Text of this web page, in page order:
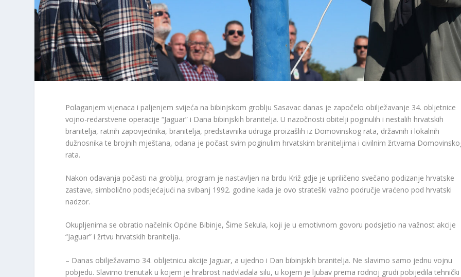
Polaganjem vijenaca i paljenjem svijeća na bibinjskom groblju Sasavac danas je započelo obilježavanje 34. obljetnice
vojno-redarstvene operacije “Jaguar” i Dana bibinjskih branitelja. U nazočnosti obitelji poginulih i nestalih hrvatskih
branitelja, ratnih zapovjednika, branitelja, predstavnika udruga proizašlih iz Domovinskog rata, državnih i lokalnih
dužnosnika te brojnih mještana, odana je počast svim poginulim hrvatskim braniteljima i civilnim žrtvama
rata.
Nakon odavanja počasti na groblju, program je nastavljen na brdu Križ gdje je upriličeno svečano podizanje hrvatske
zastave, simbolično podsjećajući na svibanj 1992. godine kada je ovo strateški važno područje vraćeno pod hrvatski
nadzor.
Okupljenima se obratio načelnik Općine Bibinje, Šime Sekula, koji je u emotivnom govoru podsjetio na važnost akcije
“Jaguar” i žrtvu hrvatskih branitelja.
– Danas obilježavamo 34. obljetnicu akcije Jaguar, a ujedno i Dan bibinjskih branitelja. Ne slavimo samo jednu vojnu
pobjedu. Slavimo trenutak u kojem je hrabrost nadvladala silu, u kojem je ljubav prema rodnoj grudi pobijedila tehnički